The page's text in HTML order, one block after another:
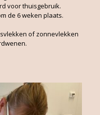
voor thuisgebruik.
de 6 weken plaats.
of zonnevlekken